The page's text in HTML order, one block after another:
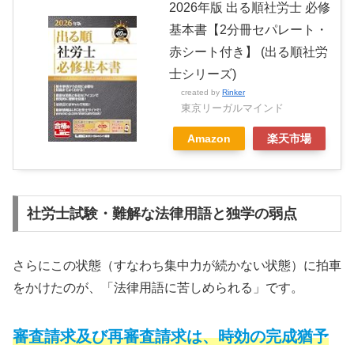
2026年版 出る順社労士 必修
基本書【2分冊セパレート・
赤シート付き】 (出る順社労
士シリーズ)
created by Rinker
東京リーガルマインド
Amazon 楽天市場
社労士試験・難解な法律用語と独学の弱点
さらにこの状態（すなわち集中力が続かない状態）に拍車
をかけたのが、「法律用語に苦しめられる」です。
審査請求及び再審査請求は、時効の完成猶予